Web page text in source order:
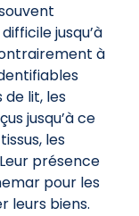
jusqu’à
à
lit, les
jusqu’à ce
les
présence
pour les
leurs biens.